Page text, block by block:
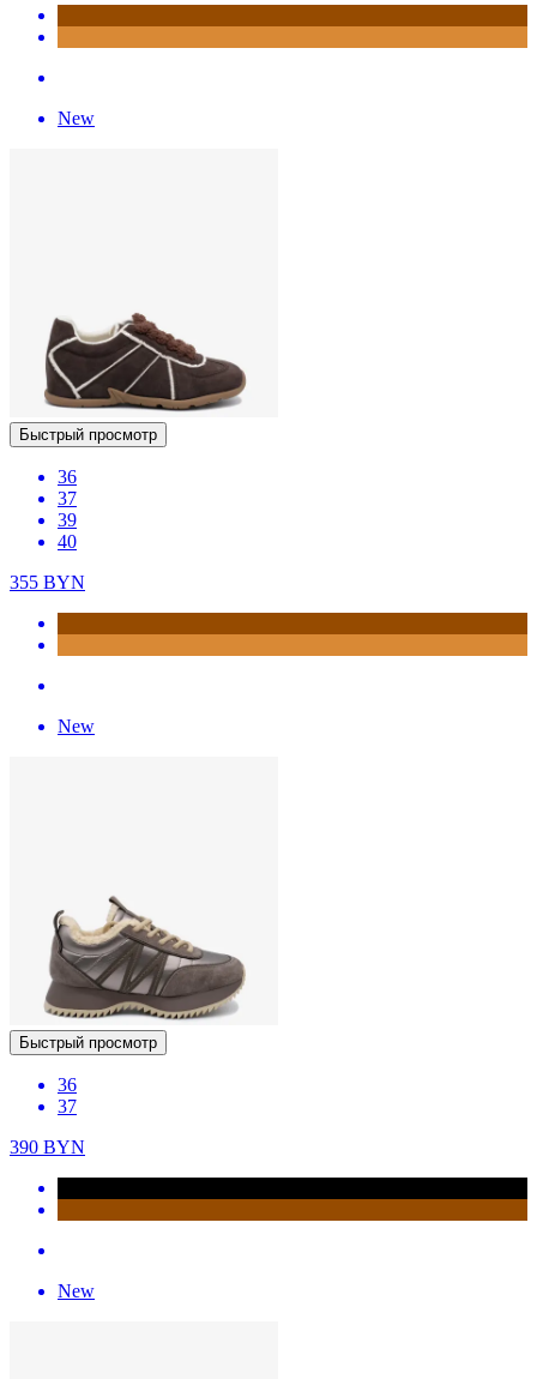
New
Быстрый просмотр
36
37
39
40
355 BYN
New
Быстрый просмотр
36
37
390 BYN
New